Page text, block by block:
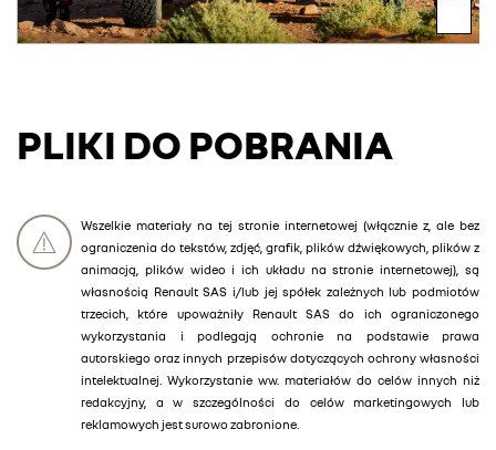
PLIKI DO POBRANIA
Wszelkie materiały na tej stronie internetowej (włącznie z, ale bez
ograniczenia do tekstów, zdjęć, grafik, plików dźwiękowych, plików z
animacją, plików wideo i ich układu na stronie internetowej), są
własnością Renault SAS i/lub jej spółek zależnych lub podmiotów
trzecich, które upoważniły Renault SAS do ich ograniczonego
wykorzystania i podlegają ochronie na podstawie prawa
autorskiego oraz innych przepisów dotyczących ochrony własności
intelektualnej. Wykorzystanie ww. materiałów do celów innych niż
redakcyjny, a w szczególności do celów marketingowych lub
reklamowych jest surowo zabronione.